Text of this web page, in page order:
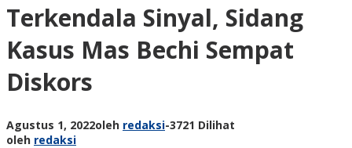
Terkendala Sinyal, Sidang
Kasus Mas Bechi Sempat
Diskors
Agustus 1, 2022oleh redaksi-3721 Dilihat
oleh redaksi